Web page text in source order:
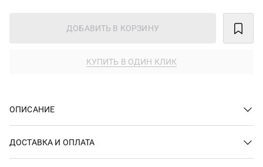
ДОБАВИТЬ В КОРЗИНУ
КУПИТЬ В ОДИН КЛИК
ОПИСАНИЕ
ДОСТАВКА И ОПЛАТА